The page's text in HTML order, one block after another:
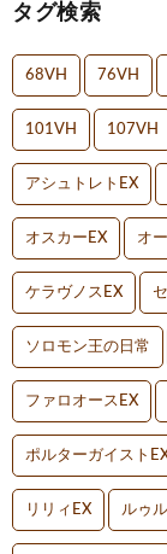
タグ検索
68VH 76VH
101VH 107VH
アシュトレトEX
オスカーEX オ
ケラヴノスEX
ソロモン王の日常
ファロオースEX
ポルターガイスト
リリィEX ルゥ